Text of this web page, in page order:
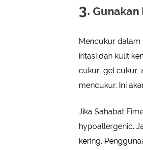
3. Gunakan
Mencukur dalam
iritasi dan kulit
cukur, gel cukur,
mencukur. Ini
Jika Sahabat
hypoallergenic.
kering.